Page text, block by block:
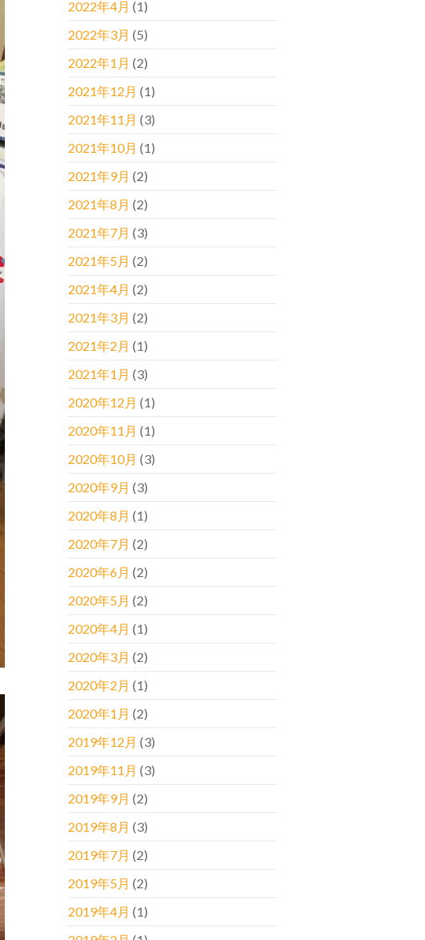
2022年4月 (1)
2022年3月 (5)
2022年1月 (2)
2021年12月 (1)
2021年11月 (3)
2021年10月 (1)
2021年9月 (2)
2021年8月 (2)
2021年7月 (3)
2021年5月 (2)
2021年4月 (2)
2021年3月 (2)
2021年2月 (1)
2021年1月 (3)
2020年12月 (1)
2020年11月 (1)
2020年10月 (3)
2020年9月 (3)
2020年8月 (1)
2020年7月 (2)
2020年6月 (2)
2020年5月 (2)
2020年4月 (1)
2020年3月 (2)
2020年2月 (1)
2020年1月 (2)
2019年12月 (3)
2019年11月 (3)
2019年9月 (2)
2019年8月 (3)
2019年7月 (2)
2019年5月 (2)
2019年4月 (1)